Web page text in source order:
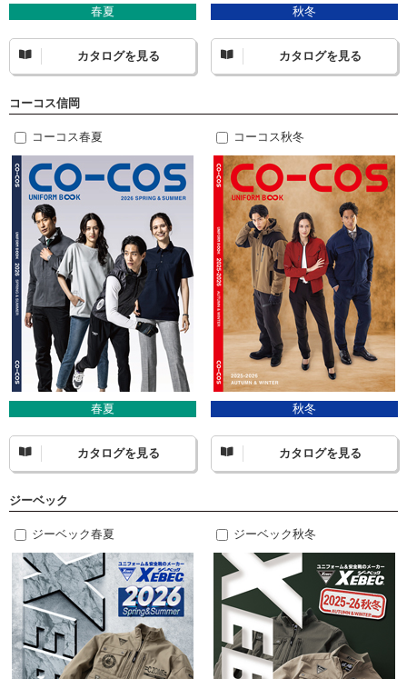
春夏
カタログを見る
秋冬
カタログを見る
コーコス信岡
コーコス春夏
春夏
カタログを見る
コーコス秋冬
秋冬
カタログを見る
ジーベック
ジーベック春夏 ジーベック秋冬